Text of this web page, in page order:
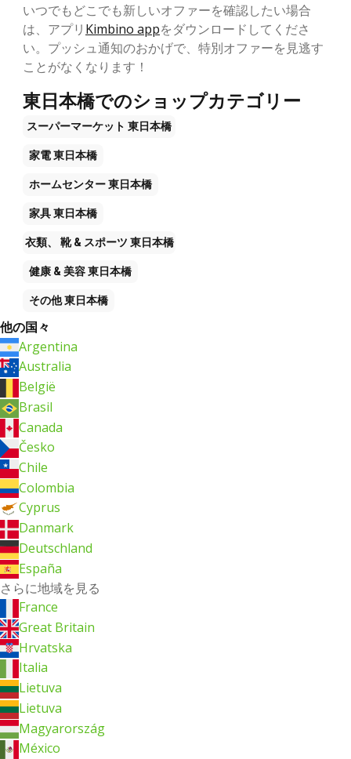
いつでもどこでも新しいオファーを確認したい場合
は、アプリ Kimbino appをダウンロードしてくださ
い。プッシュ通知のおかげで、特別オファーを見逃す
ことがなくなります！
東日本橋でのショップカテゴリー
スーパーマーケット 東日本橋
家電東日本橋
ホームセンター東日本橋
家具東日本橋
衣類、 靴 & スポーツ 東日本橋
健康 & 美容東日本橋
その他東日本橋
他の国々
Argentina
Australia
België
Brasil
Canada
Česko
Chile
Colombia
Cyprus
Danmark
Deutschland
España
さらに地域を見る
France
Great Britain
Hrvatska
Italia
Lietuva
Lietuva
Magyarország
México